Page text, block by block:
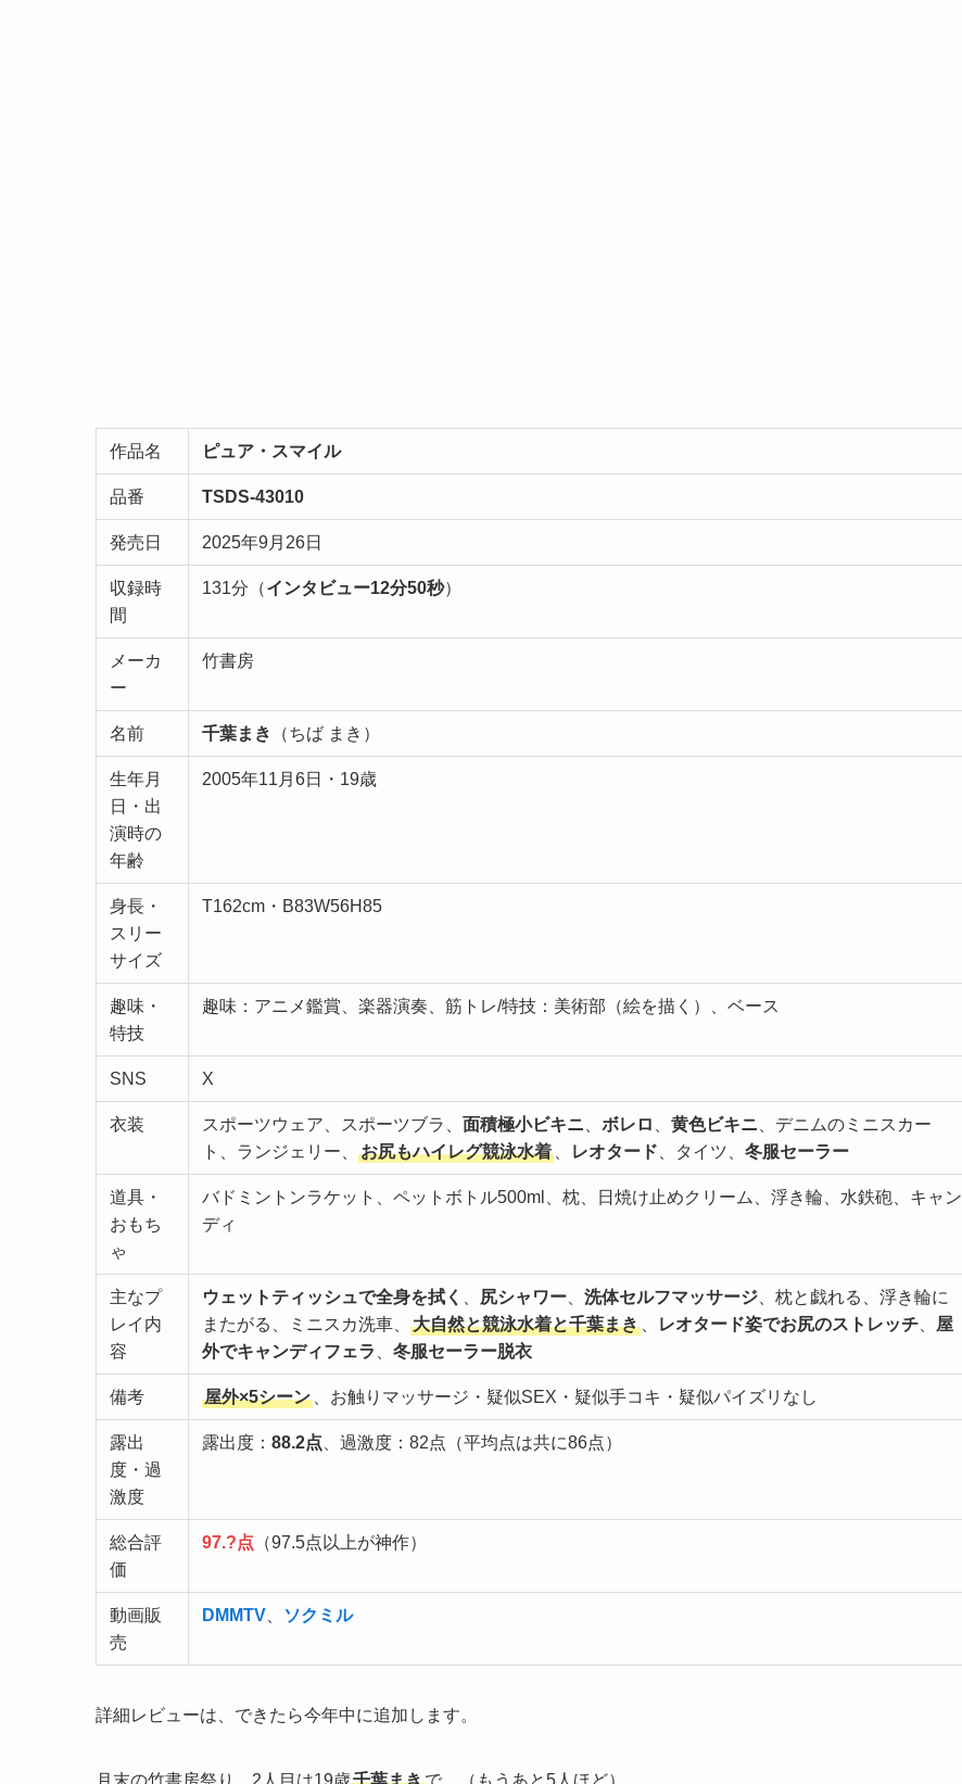
作品名 ピュア・スマイル
品番 TSDS-43010
発売日 2025年9月26日
収録時
間
131分（インタビュー12分50秒）
メーカ
ー
竹書房
名前 千葉まき （ちば まき）
生年月
日・出
演時の
年齢
2005年11月6日・19歳
身長・
スリー
サイズ
T162cm・B83W56H85
趣味・
特技
趣味：アニメ鑑賞、楽器演奏、筋トレ/特技：美術部（絵を描く）、ベース
SNS X
衣装 スポーツウェア、スポーツブラ、 面積極小ビキニ ボレロ 黄色ビキニ 、デニムのミニスカー
ト、ランジェリー、
お尻もハイレグ競泳水着 レオタード 、タイツ、 冬服セーラー
道具・
おもち
ゃ
バドミントンラケット、ペットボトル500ml、枕、日焼け止めクリーム、浮き輪、水鉄砲、キャン
ディ
主なプ
レイ内
容
ウェットティッシュで全身を拭く 尻シャワー 洗体セルフマッサージ 、枕と戯れる、浮き輪に
またがる、ミニスカ洗車、
大自然と競泳水着と千葉まき レオタード姿でお尻のストレッチ
屋
外でキャンディフェラ
冬服セーラー脱衣
備考 屋外×5シーン 、お触りマッサージ・疑似SEX・疑似手コキ・疑似パイズリなし
露出
度・過
激度
露出度： 88.2点 、過激度：82点（平均点は共に86点）
総合評
価
97.?点 （97.5点以上が神作）
動画販
売
DMMTV ソクミル
詳細レビューは、できたら今年中に追加します。
月末の竹書房祭り、2人目は19歳千葉まきで。（もうあと5人ほど）